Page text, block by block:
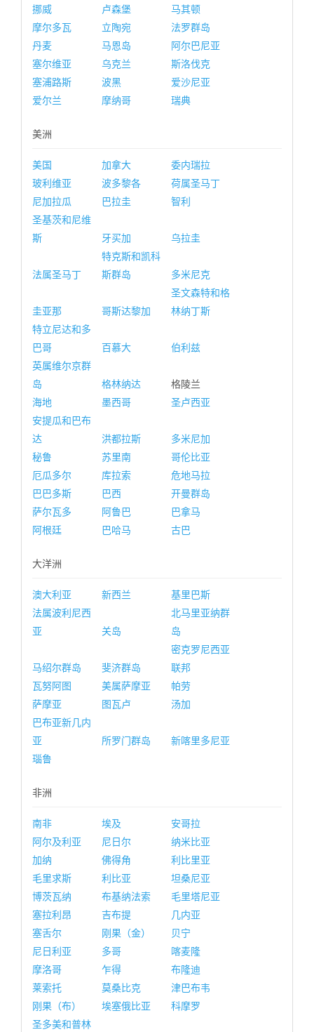
挪威
卢森堡
马其顿
摩尔多瓦
立陶宛
法罗群岛
丹麦
马恩岛
阿尔巴尼亚
塞尔维亚
乌克兰
斯洛伐克
塞浦路斯
波黑
爱沙尼亚
爱尔兰
摩纳哥 瑞典
美洲
美国 加拿大
委内瑞拉
玻利维亚
波多黎各
荷属圣马丁
尼加拉瓜
巴拉圭
智利
圣基茨和尼维
斯
牙买加 乌拉圭
法属圣马丁
特克斯和凯科
斯群岛
多米尼克
圭亚那 哥斯达黎加
圣文森特和格
林纳丁斯
特立尼达和多
巴哥
百慕大
伯利兹
英属维尔京群
岛
格林纳达
格陵兰
海地
墨西哥
圣卢西亚
安提瓜和巴布
达
洪都拉斯
多米尼加
秘鲁
苏里南
哥伦比亚
厄瓜多尔
库拉索
危地马拉
巴巴多斯
巴西
开曼群岛
萨尔瓦多
阿鲁巴
巴拿马
阿根廷
巴哈马 古巴
大洋洲
澳大利亚 新西兰
基里巴斯
法属波利尼西
亚
关岛
北马里亚纳群
岛
马绍尔群岛 斐济群岛
密克罗尼西亚
联邦
瓦努阿图
美属萨摩亚
帕劳
萨摩亚
图瓦卢
汤加
巴布亚新几内
亚
所罗门群岛
新喀里多尼亚
瑙鲁
非洲
南非 埃及
安哥拉
阿尔及利亚
尼日尔
纳米比亚
加纳
佛得角
利比里亚
毛里求斯
利比亚
坦桑尼亚
博茨瓦纳
布基纳法索
毛里塔尼亚
塞拉利昂
吉布提
几内亚
塞舌尔
刚果（金）
贝宁
尼日利亚
多哥
喀麦隆
摩洛哥
乍得
布隆迪
莱索托
莫桑比克
津巴布韦
刚果（布）
埃塞俄比亚
科摩罗
圣多美和普林